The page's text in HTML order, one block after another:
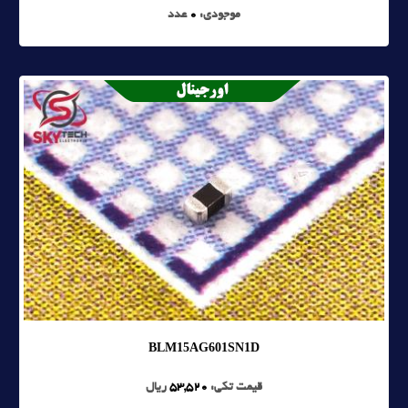
موجودی: 0 عدد
BLM15AG601SN1D
قیمت تکی: 53,520 ریال